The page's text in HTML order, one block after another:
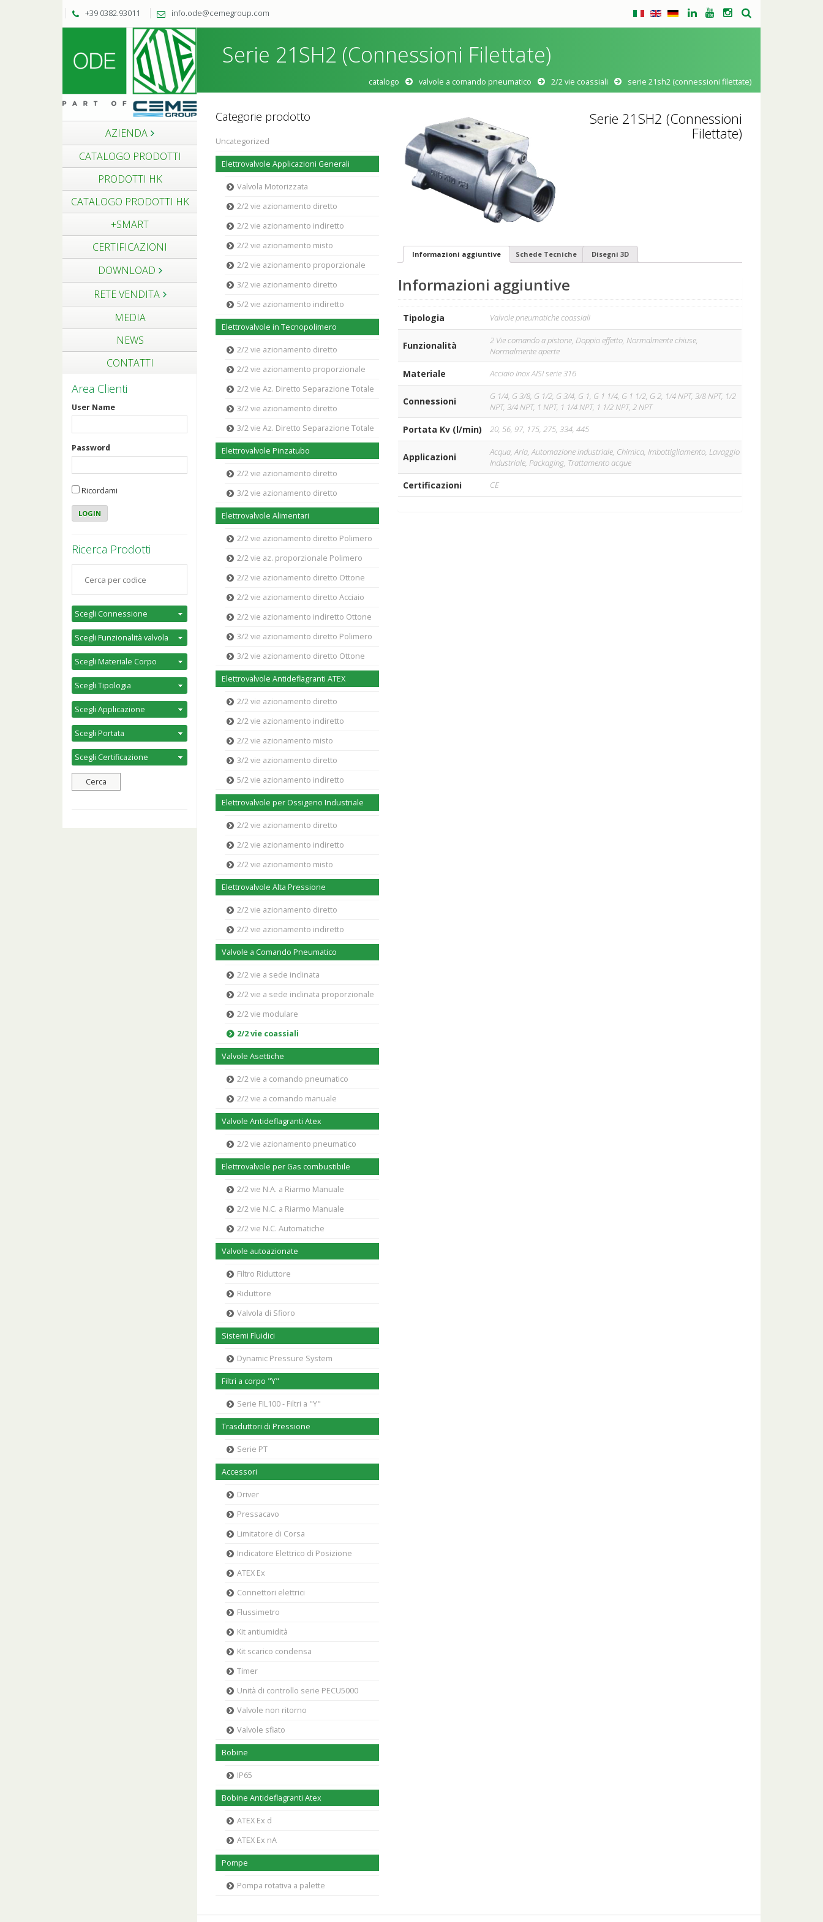
+39 0382.93011 info.ode@cemegroup.com
AZIENDA
CATALOGO PRODOTTI
PRODOTTI HK
CATALOGO PRODOTTI HK
+SMART
CERTIFICAZIONI
DOWNLOAD
RETE VENDITA
MEDIA
NEWS
CONTATTI
Area Clienti
User Name
Password
Ricordami
Ricerca Prodotti
Serie 21SH2 (Connessioni Filettate)
catalogo valvole a comando pneumatico 2/2 vie coassiali serie 21sh2 (connessioni filettate)
Categorie prodotto
Uncategorized
Elettrovalvole Applicazioni Generali
Valvola Motorizzata
2/2 vie azionamento diretto
2/2 vie azionamento indiretto
2/2 vie azionamento misto
2/2 vie azionamento proporzionale
3/2 vie azionamento diretto
5/2 vie azionamento indiretto
Elettrovalvole in Tecnopolimero
2/2 vie azionamento diretto
2/2 vie azionamento proporzionale
2/2 vie Az. Diretto Separazione Totale
3/2 vie azionamento diretto
3/2 vie Az. Diretto Separazione Totale
Elettrovalvole Pinzatubo
2/2 vie azionamento diretto
3/2 vie azionamento diretto
Elettrovalvole Alimentari
2/2 vie azionamento diretto Polimero
2/2 vie az. proporzionale Polimero
2/2 vie azionamento diretto Ottone
2/2 vie azionamento diretto Acciaio
2/2 vie azionamento indiretto Ottone
3/2 vie azionamento diretto Polimero
3/2 vie azionamento diretto Ottone
Elettrovalvole Antideflagranti ATEX
2/2 vie azionamento diretto
2/2 vie azionamento indiretto
2/2 vie azionamento misto
3/2 vie azionamento diretto
5/2 vie azionamento indiretto
Elettrovalvole per Ossigeno Industriale
2/2 vie azionamento diretto
2/2 vie azionamento indiretto
2/2 vie azionamento misto
Elettrovalvole Alta Pressione
2/2 vie azionamento diretto
2/2 vie azionamento indiretto
Valvole a Comando Pneumatico
2/2 vie a sede inclinata
2/2 vie a sede inclinata proporzionale
2/2 vie modulare
2/2 vie coassiali
Valvole Asettiche
2/2 vie a comando pneumatico
2/2 vie a comando manuale
Valvole Antideflagranti Atex
2/2 vie azionamento pneumatico
Elettrovalvole per Gas combustibile
2/2 vie N.A. a Riarmo Manuale
2/2 vie N.C. a Riarmo Manuale
2/2 vie N.C. Automatiche
Valvole autoazionate
Filtro Riduttore
Riduttore
Valvola di Sfioro
Sistemi Fluidici
Dynamic Pressure System
Filtri a corpo "Y"
Serie FIL100 - Filtri a "Y"
Trasduttori di Pressione
Serie PT
Accessori
Driver
Pressacavo
Limitatore di Corsa
Indicatore Elettrico di Posizione
ATEX Ex
Connettori elettrici
Flussimetro
Kit antiumidità
Kit scarico condensa
Timer
Unità di controllo serie PECU5000
Valvole non ritorno
Valvole sfiato
Bobine
IP65
Bobine Antideflagranti Atex
ATEX Ex d
ATEX Ex nA
Pompe
Pompa rotativa a palette
Serie 21SH2 (Connessioni
Filettate)
Informazioni aggiuntive Schede Tecniche Disegni 3D
Informazioni aggiuntive
Tipologia Valvole pneumatiche coassiali
Funzionalità
2 Vie comando a pistone, Doppio effetto, Normalmente chiuse,
Normalmente aperte
Materiale Acciaio Inox AISI serie 316
Connessioni
G 1/4, G 3/8, G 1/2, G 3/4, G 1, G 1 1/4, G 1 1/2, G 2, 1/4 NPT, 3/8 NPT, 1/2
NPT, 3/4 NPT, 1 NPT, 1 1/4 NPT, 1 1/2 NPT, 2 NPT
Portata Kv (l/min) 20, 56, 97, 175, 275, 334, 445
Applicazioni
Acqua, Aria, Automazione industriale, Chimica, Imbottigliamento, Lavaggio
Industriale, Packaging, Trattamento acque
Certificazioni CE